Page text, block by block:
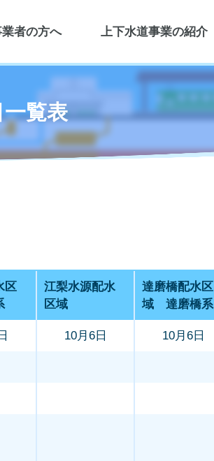
者の方へ 上下水道事業の紹介
覧表
区
江梨水源配水
区域
達磨橋配水区
域 達磨橋系
10月6日 10月6日